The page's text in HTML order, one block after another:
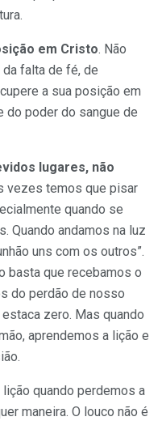
em Cristo. Não
falta de fé, de
a sua posição em
do poder do sangue de
lugares, não
vezes temos que pisar
quando se
Quando andamos na luz
uns com os ou­tros”.
basta que recebamos o
do perdão de nosso
zero. Mas quando
aprendemos a lição e
lição quando perdemos a
maneira. O louco não é